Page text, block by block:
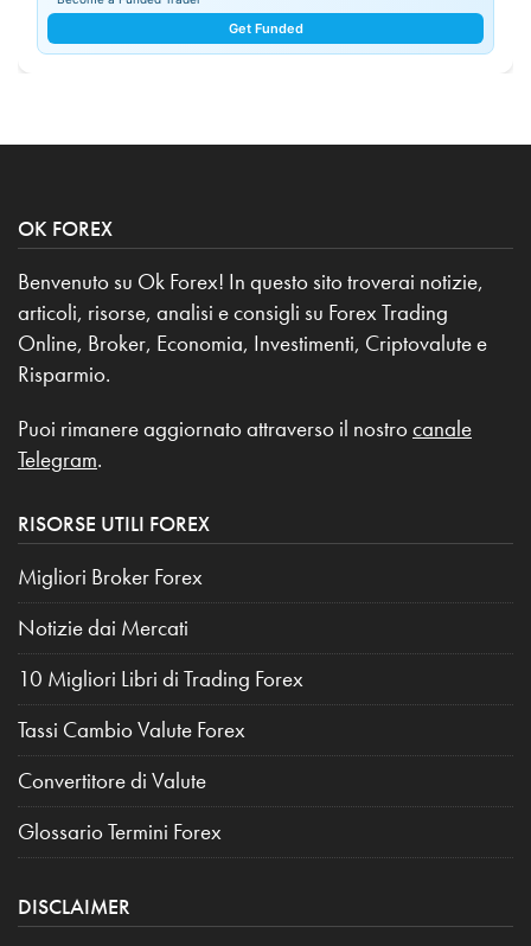
Get Funded
OK FOREX
Benvenuto su Ok Forex! In questo sito troverai notizie,
articoli, risorse, analisi e consigli su Forex Trading
Online, Broker, Economia, Investimenti, Criptovalute e
Risparmio.
Puoi rimanere aggiornato attraverso il nostro canale
Telegram.
RISORSE UTILI FOREX
Migliori Broker Forex
Notizie dai Mercati
10 Migliori Libri di Trading Forex
Tassi Cambio Valute Forex
Convertitore di Valute
Glossario Termini Forex
DISCLAIMER